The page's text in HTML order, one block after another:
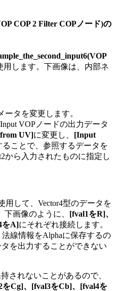
COP 2 Filter COPノード)の
用します。下画像は、内部ネ
ータを変更します。
VOPノードの出力データ
UV]に変更し、 [Input
ることで、参照するデータを
から入力されたものに指定し
用して、Vector4型のデータを
画像のように、 [fval1をR]、
をA]にそれぞれ接続します。
法線情報をAlphaに保存するの
を出力することができない
されないことがあるので、
Cg]、[fval3をCb]、[fval4を